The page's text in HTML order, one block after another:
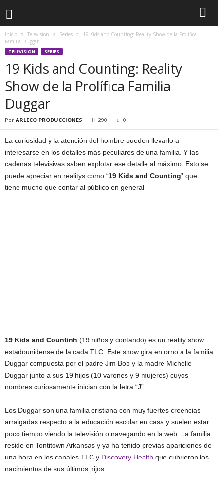
Inicio Television Series
19 Kids and Counting: Reality Show de la Prolífica
Familia Duggar
TELEVISION SERIES
19 Kids and Counting: Reality
Show de la Prolífica Familia
Duggar
Por ARLECO PRODUCCIONES 290 0
La curiosidad y la atención del hombre pueden llevarlo a
interesarse en los detalles más peculiares de una familia. Y las
cadenas televisivas saben explotar ese detalle al máximo. Esto se
puede apreciar en realitys como “19 Kids and Counting” que
tiene mucho que contar al público en general.
19 Kids and Countinh (19 niños y contando) es un reality show
estadounidense de la cada TLC. Este show gira entorno a la familia
Duggar compuesta por el padre Jim Bob y la madre Michelle
Duggar junto a sus 19 hijos (10 varones y 9 mujeres) cuyos
nombres curiosamente inician con la letra “J”.
Los Duggar son una familia cristiana con muy fuertes creencias
arraigadas respecto a la educación escolar en casa y suelen estar
poco tiempo viendo la televisión o navegando en la web. La familia
reside en Tontitown Arkansas y ya ha tenido previas apariciones de
una hora en los canales TLC y Discovery Health que cubrieron los
nacimientos de sus últimos hijos.